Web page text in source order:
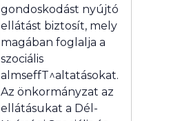
gondoskodást nyújtó
ellátást biztosít, mely
magában foglalja a
szociális
almseffT^altatásokat.
Az önkormányzat az
ellátásukat a Dél-